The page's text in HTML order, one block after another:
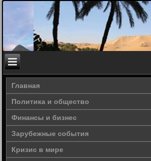
Главная
Политика и общество
Финансы и бизнес
Зарубежные события
Кризис в мире